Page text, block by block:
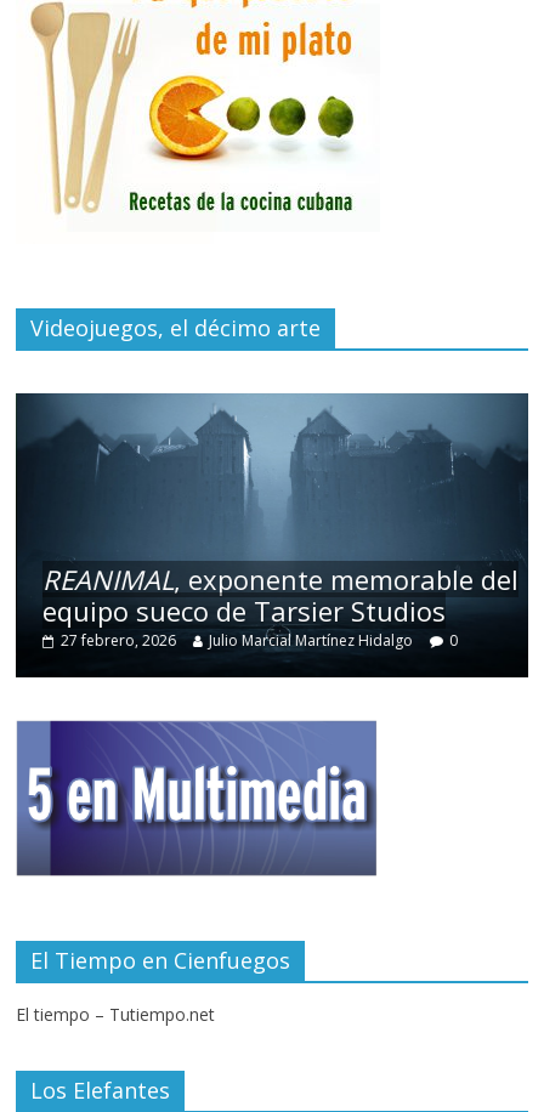
Videojuegos, el décimo arte
REANIMAL, exponente memorable del
equipo sueco de Tarsier Studios
27 febrero, 2026 Julio Marcial Martínez Hidalgo 0
El Tiempo en Cienfuegos
El tiempo – Tutiempo.net
Los Elefantes